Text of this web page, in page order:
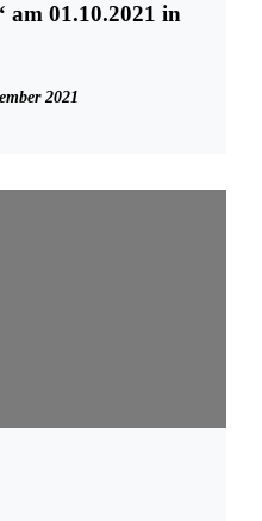
am 01.10.2021 in
2021